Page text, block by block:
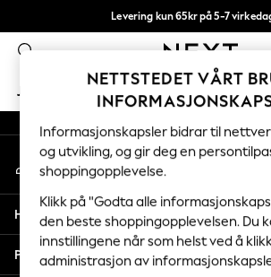
Levering kun 65kr på 5-7
Vi betaler alle tollavgifter
JENTER GUTTER BABY
GIRLS
New In
50 - 92cm
98 - 110cm
116 - 134cm
140 - 174cm
Trending: Top & Short Sets
An error occurred on client
Våre sosiale nettverk
Min konto
Logg inn på kontoen din
Hjelp
Personvern & Juridisk
NETTSTEDET VÅRT
Informasjonskapsler bidrar til
og utvikling, og gir deg en
shoppingopplevelse.
Klikk på "Godta alle
den beste shoppingopplevelsen. Du
innstillingene når som helst ved å
administrasjon av